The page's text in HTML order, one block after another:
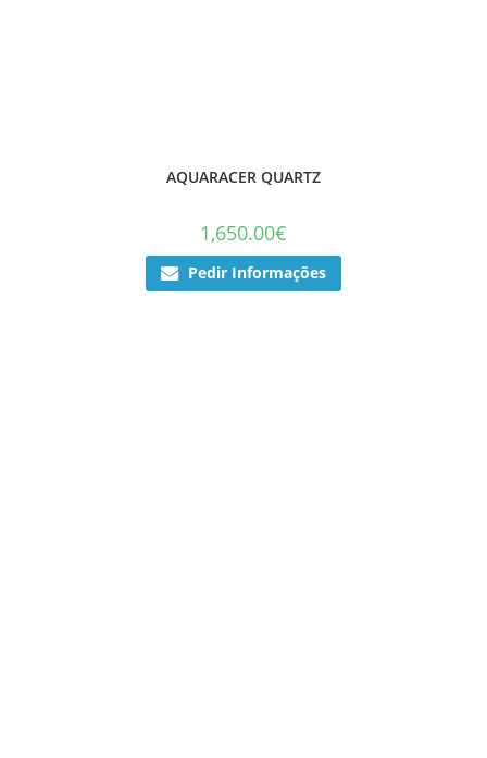
AQUARACER QUARTZ
1,650.00€
Pedir Informações